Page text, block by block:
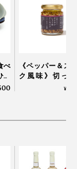
完成形です。
臓六腑に沁みわ
べ
兼
《ペッパー＆ス
ク風味》切っ
け・ゆでただけ
¥